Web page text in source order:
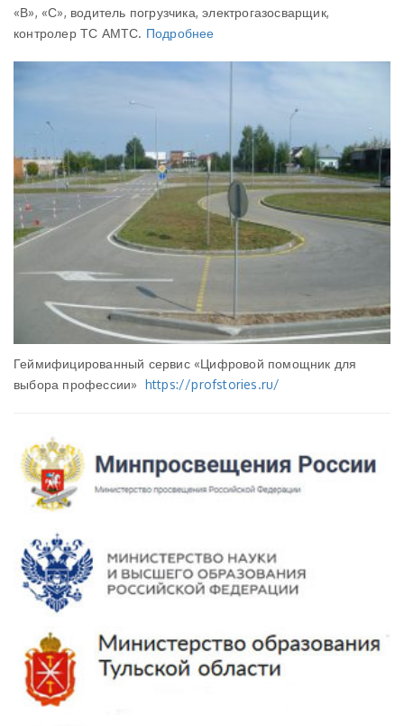
«В», «С», водитель погрузчика, электрогазосварщик,
контролер ТС АМТС. Подробнее
Геймифицированный сервис «Цифровой помощник для
выбора профессии» https://profstories.ru/